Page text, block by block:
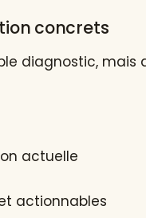
concrets
diagnostic,
actuelle
actionnables